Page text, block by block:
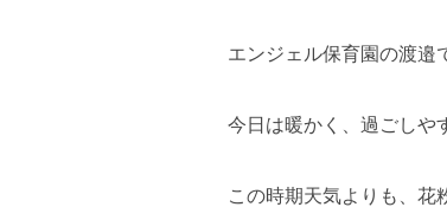
エンジェル保育園の渡邉
今日は暖かく、過ごしや
この時期天気よりも、花